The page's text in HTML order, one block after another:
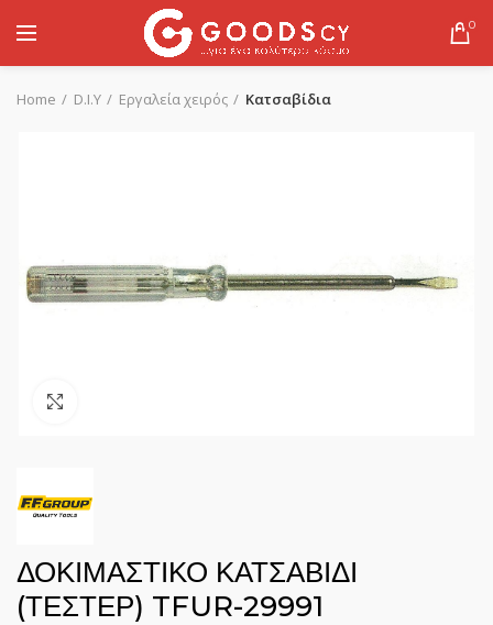
0
Home D.I.Y Εργαλεία χειρός Κατσαβίδια
ΔΟΚΙΜΑΣΤΙΚΟ ΚΑΤΣΑΒΙΔΙ
(ΤΕΣΤΕΡ) TFUR-29991